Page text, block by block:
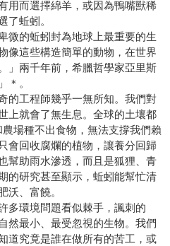
用而選擇綿羊，或因為鴨嘴獸稀
了蚯蚓。
微的蚯蚓封為地球上最重要的生
像這些構造簡單的動物，在世界
」兩千年前，希臘哲學家亞里斯
＊。
的工程師幾乎一無所知。我們對
上就會了無生息。全球的土壤都
場種不出食物，無法支撐我們賴
會回收腐爛的植物，讓養分回歸
幫助雨水滲透，而且是狐狸、青
的研究甚至顯示，蚯蚓能幫忙清
沃、富饒。
多環境問題看似棘手，諷刺的
然最小、最受忽視的生物。我們
道究竟是誰在做所有的苦工，或